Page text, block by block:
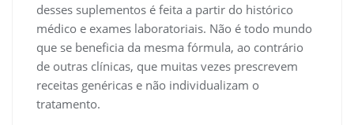
desses suplementos é feita a partir do histórico
médico e exames laboratoriais. Não é todo mundo
que se beneficia da mesma fórmula, ao contrário
de outras clínicas, que muitas vezes prescrevem
receitas genéricas e não individualizam o
tratamento.